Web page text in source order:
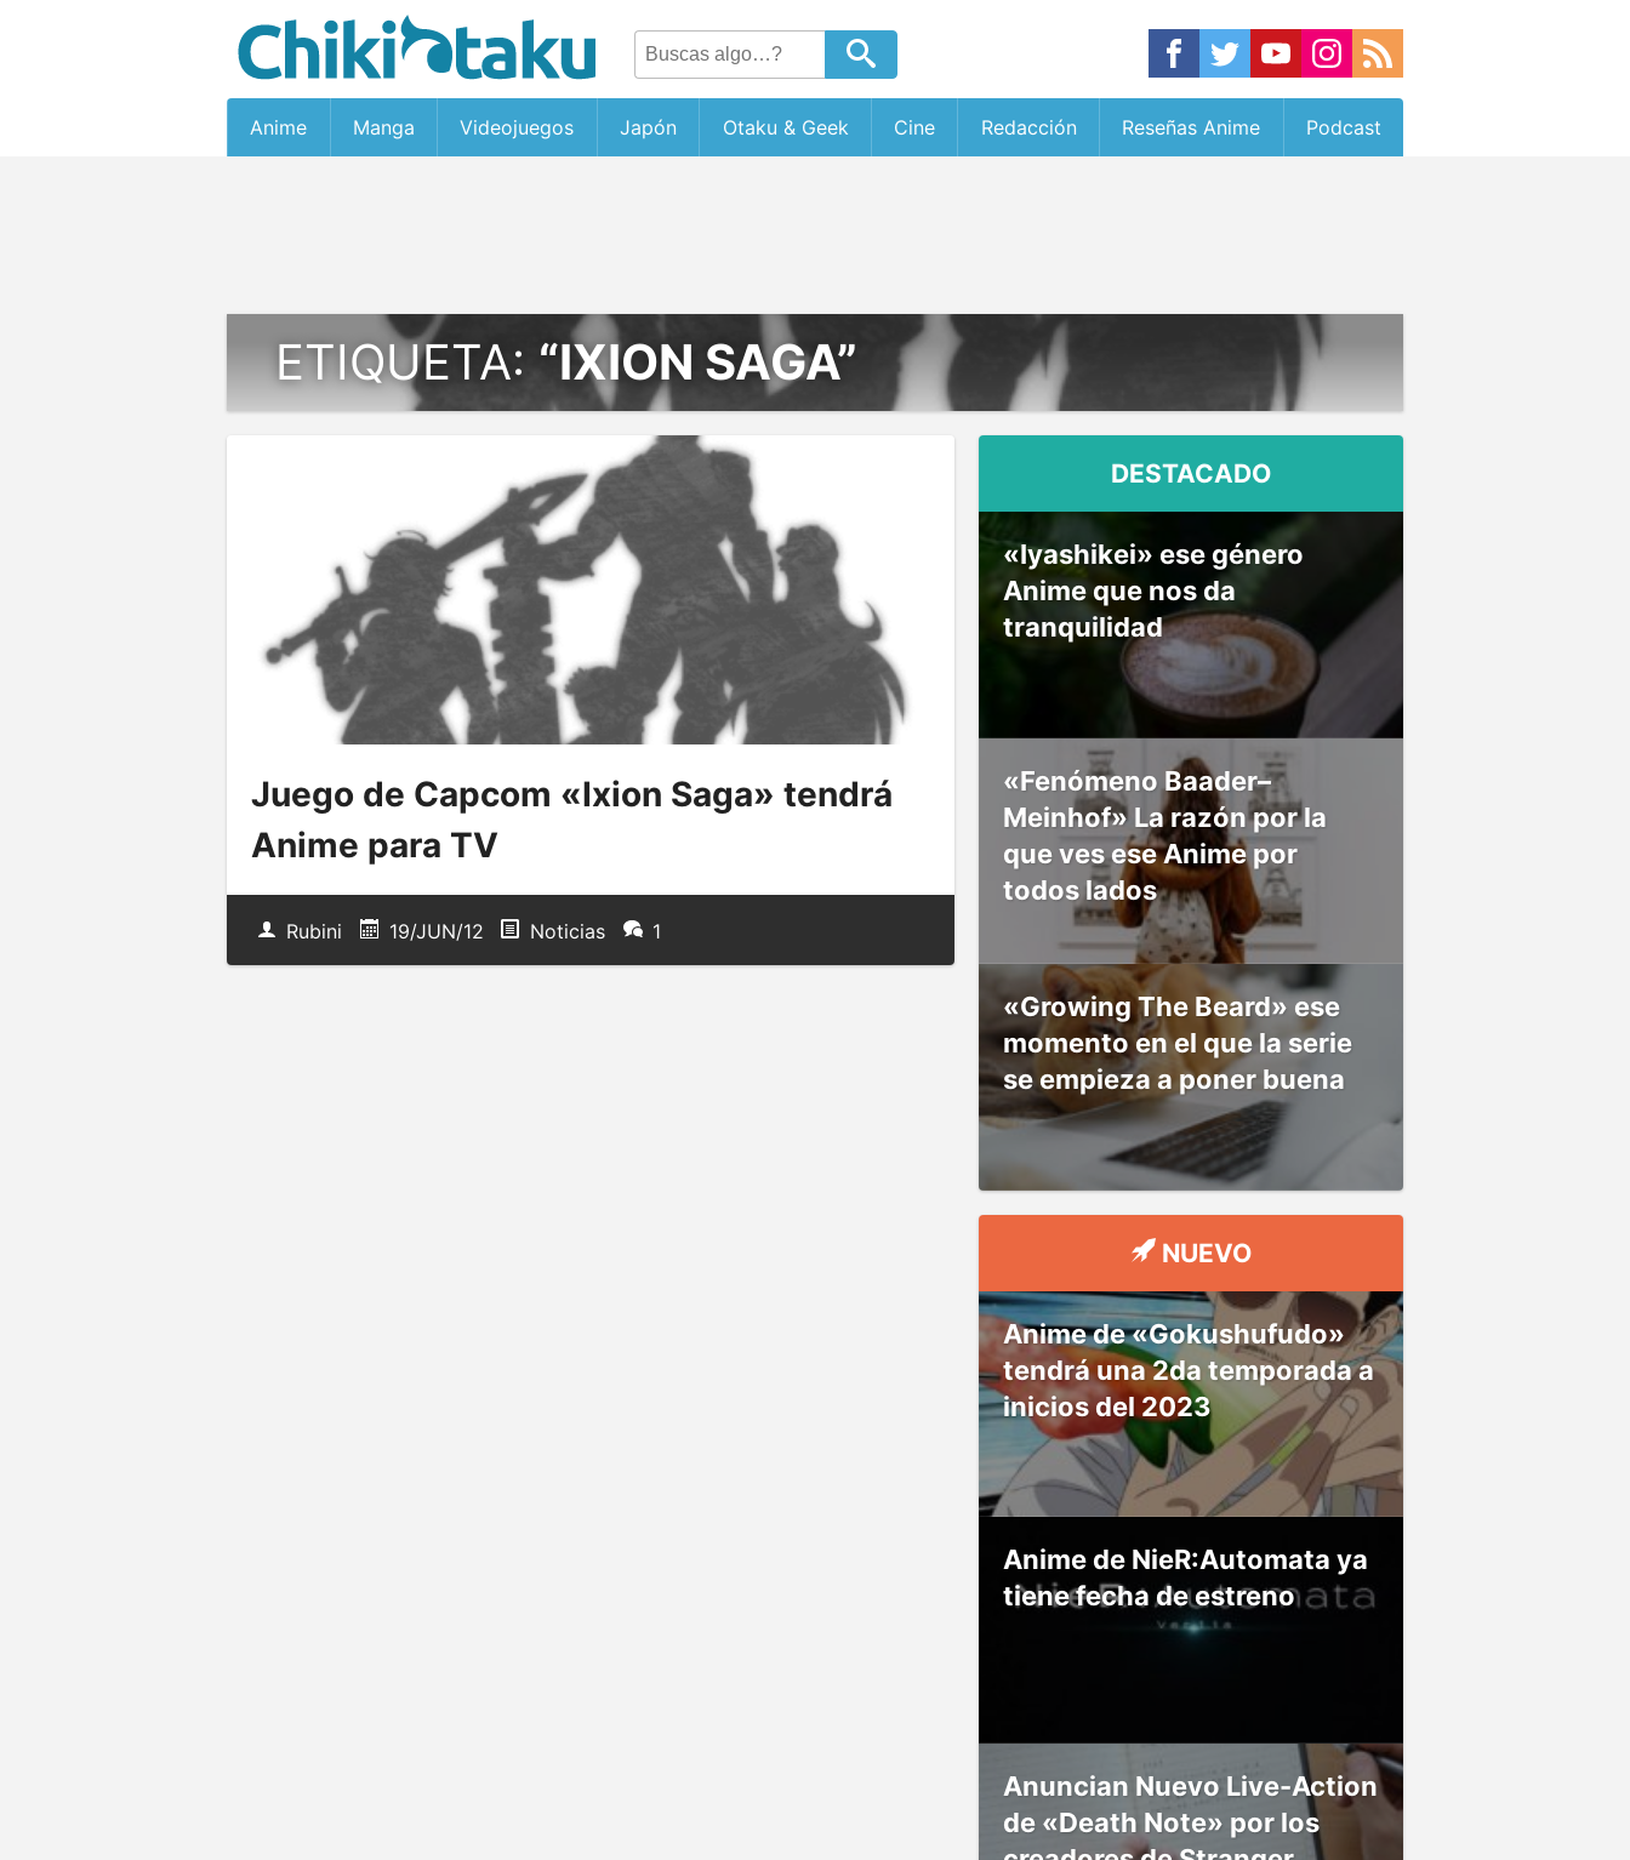
Anime Manga Videojuegos Japón Otaku & Geek Cine Redacción Reseñas Anime Podcast
ETIQUETA:“IXION SAGA”
Juego de Capcom «Ixion Saga» tendrá
Anime para TV
Rubini 19/JUN/12 Noticias 1
DESTACADO
«Iyashikei» ese género
Anime que nos da
tranquilidad
«Fenómeno Baader–
Meinhof» La razón por la
que ves ese Anime por
todos lados
«Growing The Beard» ese
momento en el que la serie
se empieza a poner buena
NUEVO
Anime de «Gokushufudo»
tendrá una 2da temporada a
inicios del 2023
Anime de NieR:Automata ya
tiene fecha de estreno
Anuncian Nuevo Live-Action
de «Death Note» por los